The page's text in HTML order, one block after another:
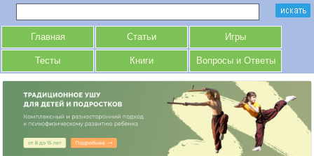
Главная Статьи Игры
Тесты Книги Вопросы и Ответы